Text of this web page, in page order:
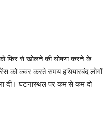
फिर से खोलने की घोषणा करने के
को कवर करते समय हथियारबंद लोगों
दीं। घटनास्थल पर कम से कम दो